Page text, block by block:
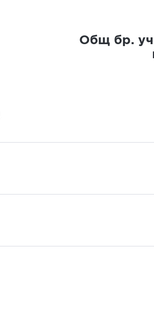
Общ бр.